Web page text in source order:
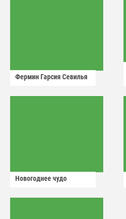
Фермин Гарсия Севилья
Новогоднее чудо